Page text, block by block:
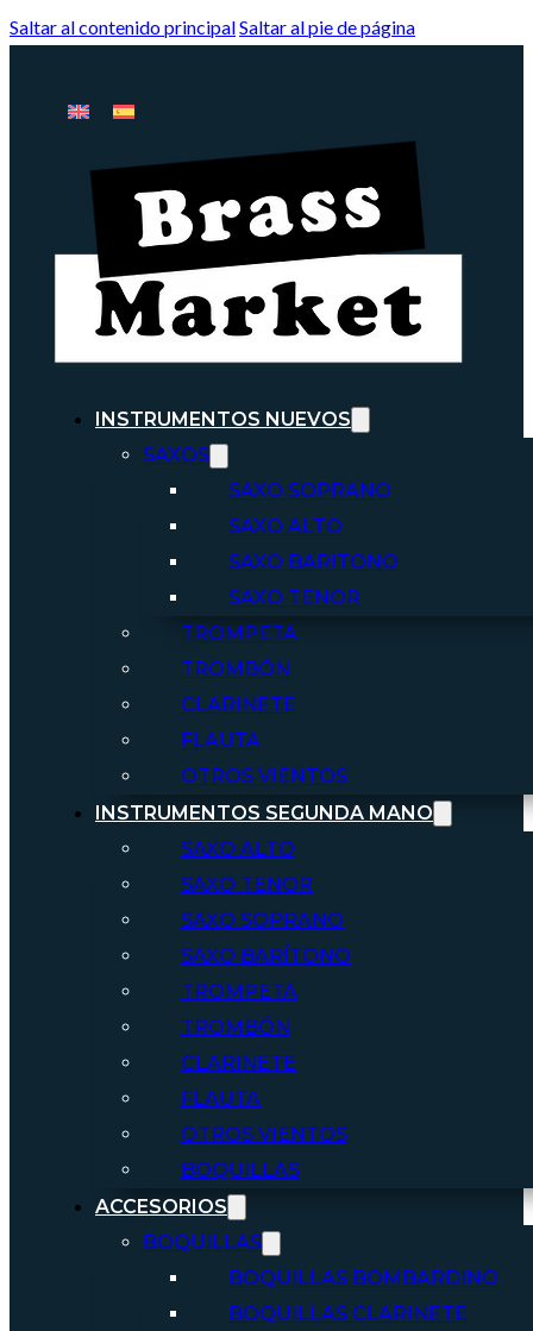
Saltar al contenido principalSaltar al pie de página
INSTRUMENTOS NUEVOS
SAXOS
SAXO SOPRANO
SAXO ALTO
SAXO BARITONO
SAXO TENOR
TROMPETA
TROMBÓN
CLARINETE
FLAUTA
OTROS VIENTOS
INSTRUMENTOS SEGUNDA MANO
SAXO ALTO
SAXO TENOR
SAXO SOPRANO
SAXO BARÍTONO
TROMPETA
TROMBÓN
CLARINETE
FLAUTA
OTROS VIENTOS
BOQUILLAS
ACCESORIOS
BOQUILLAS
BOQUILLAS BOMBARDINO
BOQUILLAS CLARINETE